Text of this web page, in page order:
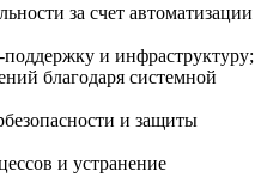
за счет автоматизации
и инфраструктуру;
благодаря системной
и защиты
и устранение